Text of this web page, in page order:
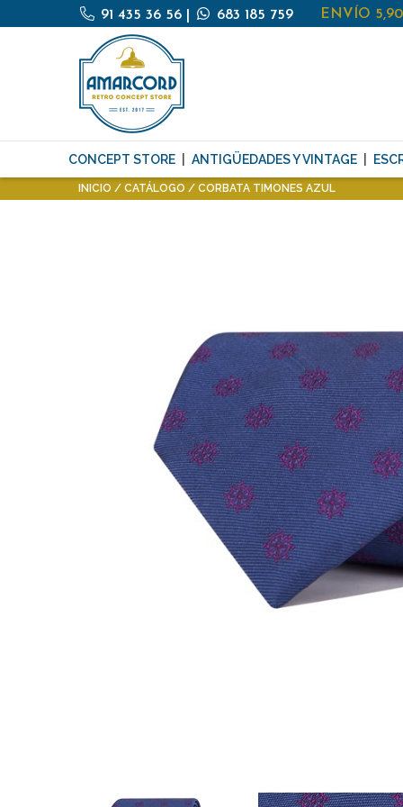
91 435 36 56 683 185 759 ENVÍO
CONCEPT STORE ANTIGÜEDADES Y VINTAGE
INICIO CATÁLOGO CORBATA TIMONES AZUL